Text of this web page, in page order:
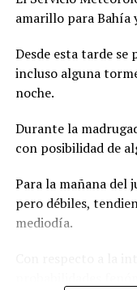
amarillo para Bahía
Desde esta tarde
incluso alguna
noche.
Durante la
con posibilidad de
Para la mañana del
pero débiles,
mediodía.